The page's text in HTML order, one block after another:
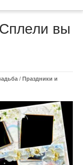
вы
/ Праздники и